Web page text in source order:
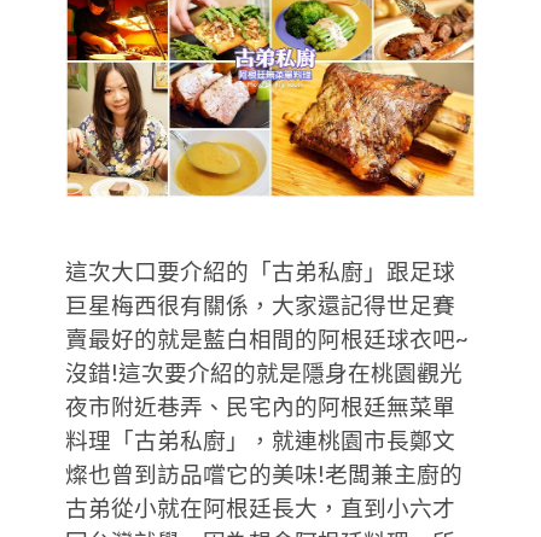
這次大口要介紹的「古弟私廚」跟足球
巨星梅西很有關係，大家還記得世足賽
賣最好的就是藍白相間的阿根廷球衣吧~
沒錯!這次要介紹的就是隱身在桃園觀光
夜市附近巷弄、民宅內的阿根廷無菜單
料理「古弟私廚」，就連桃園市長鄭文
燦也曾到訪品嚐它的美味!老闆兼主廚的
古弟從小就在阿根廷長大，直到小六才